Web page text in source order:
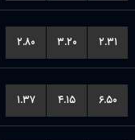
۲.۸۰ ۳.۲۰ ۲.۳۱
۱.۳۷ ۴.۱۵ ۶.۵۰